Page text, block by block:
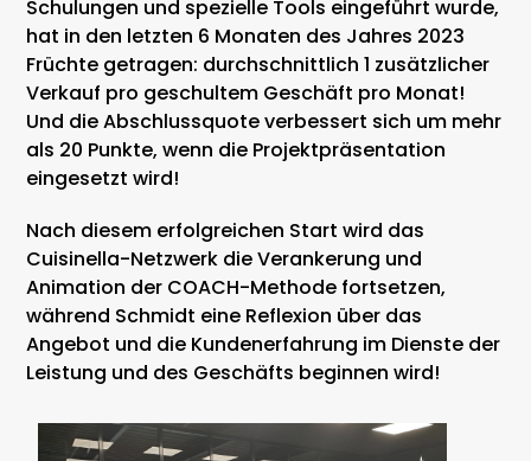
Schulungen und spezielle Tools eingeführt wurde,
hat in den letzten 6 Monaten des Jahres 2023
Früchte getragen: durchschnittlich 1 zusätzlicher
Verkauf pro geschultem Geschäft pro Monat!
Und die Abschlussquote verbessert sich um mehr
als 20 Punkte, wenn die Projektpräsentation
eingesetzt wird!
Nach diesem erfolgreichen Start wird das
Cuisinella-Netzwerk die Verankerung und
Animation der COACH-Methode fortsetzen,
während Schmidt eine Reflexion über das
Angebot und die Kundenerfahrung im Dienste der
Leistung und des Geschäfts beginnen wird!